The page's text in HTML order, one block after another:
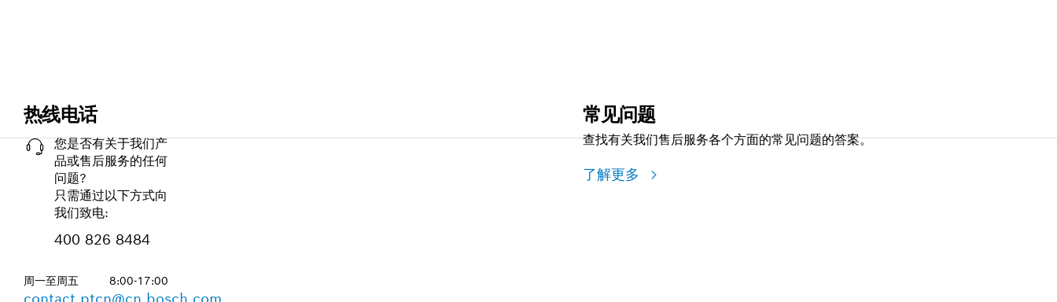
热线电话
您是否有关于我们产
品或售后服务的任何
问题?
只需通过以下方式向
我们致电:
400 826 8484
周一至周五 8:00-17:00
contact.ptcn@cn.bosch.com
常见问题
查找有关我们售后服务各个方面的常见问题的答案。
了解更多